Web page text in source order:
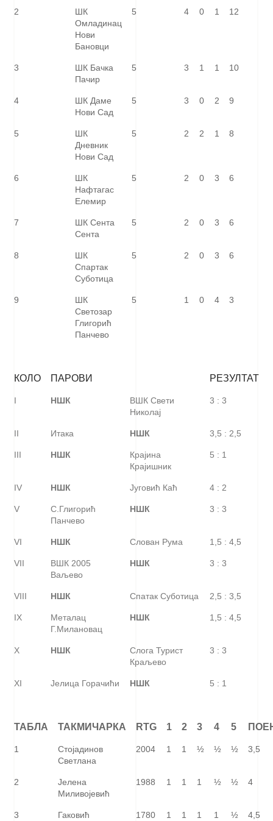
2
ШК
Омладинац
Нови
Бановци
5 4 0 1 12
3
ШК Бачка
Пачир
5 3 1 1 10
4
ШК Даме
Нови Сад
5 3 0 2 9
5
ШК
Дневник
Нови Сад
5 2 2 1 8
6
ШК
Нафтагас
Елемир
5 2 0 3 6
7
ШК Сента
Сента
5 2 0 3 6
8
ШК
Спартак
Суботица
5 2 0 3 6
9
ШК
Светозар
Глигорић
Панчево
5 1 0 4 3
КОЛО ПАРОВИ РЕЗУЛТАТ
I НШК
ВШК Свети
Николај
3 : 3
II Итака НШК 3,5 : 2,5
III НШК
Крајина
Крајишник
5 : 1
IV НШК Југовић Каћ 4 : 2
V
С.Глигорић
Панчево
НШК 3 : 3
VI НШК Слован Рума 1,5 : 4,5
VII
ВШК 2005
Ваљево
НШК 3 : 3
VIII НШК Спатак Суботица 2,5 : 3,5
IX
Металац
Г.Милановац
НШК 1,5 : 4,5
X НШК
Слога Турист
Краљево
3 : 3
XI Јелица Горачићи НШК 5 : 1
ТАБЛА ТАКМИЧАРКА RTG 1 2 3 4 5
1
Стојадинов
Светлана
2004 1 1 ½ ½ ½ 3,5
2
Јелена
Миливојевић
1988 1 1 1 ½ ½ 4
3
Гаковић
1780 1 1 1 1 ½ 4,5